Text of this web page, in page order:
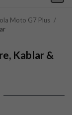
Moto G7 Plus /
Kablar &